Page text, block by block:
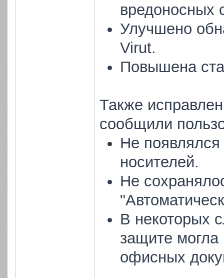
вредоносных
Улучшено
Virut.
Повышена
Также
сообщили
Не
носителей.
Не
В некоторых
защите могла
офисных